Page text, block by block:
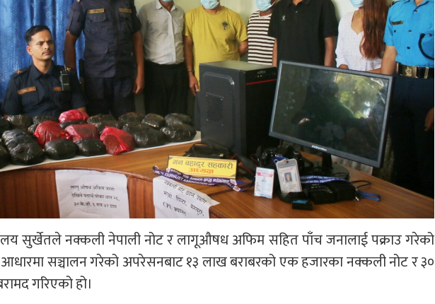
सुर्खेतले नक्कली नेपाली नोट र लागूऔषध अफिम सहित पाँच जनालाई पक्राउ गरेको
सञ्चालन गरेको अपरेसनबाट १३ लाख बराबरको एक हजारका नक्कली नोट र ३०
गरिएको हो।